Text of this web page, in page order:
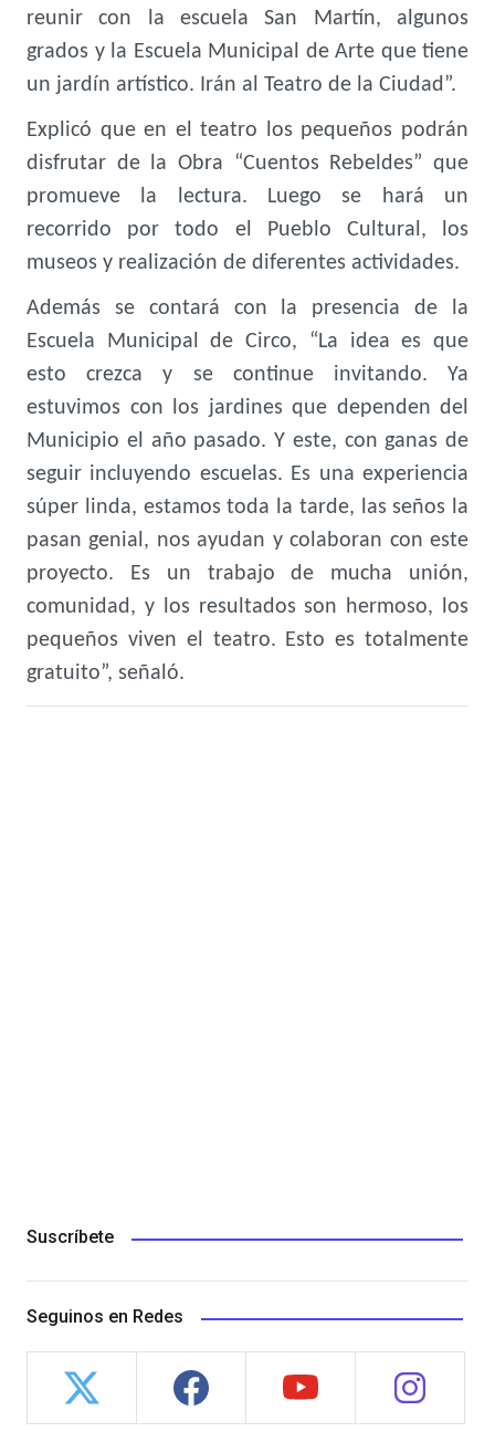
reunir con la escuela San Martín, algunos
grados y la Escuela Municipal de Arte que tiene
un jardín artístico. Irán al Teatro de la Ciudad”.
Explicó que en el teatro los pequeños podrán
disfrutar de la Obra “Cuentos Rebeldes” que
promueve la lectura. Luego se hará un
recorrido por todo el Pueblo Cultural, los
museos y realización de diferentes actividades.
Además se contará con la presencia de la
Escuela Municipal de Circo, “La idea es que
esto crezca y se continue invitando. Ya
estuvimos con los jardines que dependen del
Municipio el año pasado. Y este, con ganas de
seguir incluyendo escuelas. Es una experiencia
súper linda, estamos toda la tarde, las seños la
pasan genial, nos ayudan y colaboran con este
proyecto. Es un trabajo de mucha unión,
comunidad, y los resultados son hermoso, los
pequeños viven el teatro. Esto es totalmente
gratuito”, señaló.
Suscríbete
Seguinos en Redes